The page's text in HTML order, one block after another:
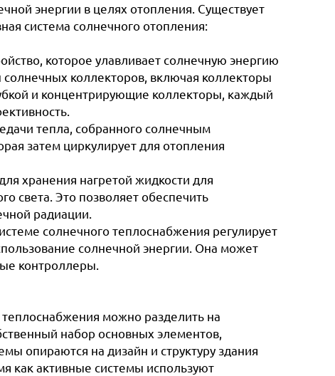
энергии в целях отопления. Существует
система солнечного отопления:
которое улавливает солнечную энергию
коллекторов, включая коллекторы
и концентрирующие коллекторы, каждый
тепла, собранного солнечным
затем циркулирует для отопления
хранения нагретой жидкости для
света. Это позволяет обеспечить
радиации.
солнечного теплоснабжения регулирует
солнечной энергии. Она может
контроллеры.
можно разделить на
набор основных элементов,
опираются на дизайн и структуру здания
как активные системы используют